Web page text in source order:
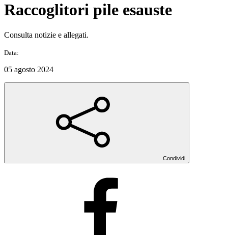
Raccoglitori pile esauste
Consulta notizie e allegati.
Data:
05 agosto 2024
Condividi